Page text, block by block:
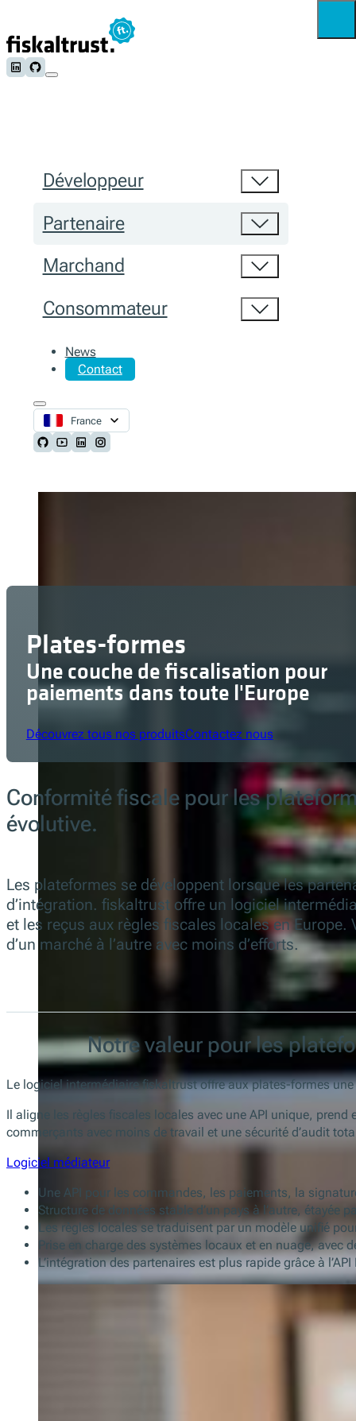
Follow us on LinkedIn
Follow us on Github
Développeur
Partenaire
Marchand
Consommateur
News
Contact
France
Follow us on Github
Follow us on Youtube
Follow us on LinkedIn
Follow us on Instagram
Plates-formes
Une couche de fiscalisation pour
paiements dans toute l'Europe
Découvrez tous nos produitsContactez nous
Conformité fiscale pour les
évolutive.
Les plateformes se développent lorsque les
d’intégration. fiskaltrust offre un logiciel
et les reçus aux règles fiscales locales en
d’un marché à l’autre avec moins d’efforts.
Notre valeur pour les
Le logiciel intermédiaire fiskaltrust offre aux plates-formes
Il aligne les règles fiscales locales avec une API unique,
commerçants avec moins de travail et une sécurité d’audit
Logiciel médiateur
Une API pour les commandes, les paiements, la
Structure de données stable d’un pays à l’autre, étayée
Les règles locales se traduisent par un modèle unifié
Prise en charge des systèmes locaux et en nuage, avec
L’intégration des partenaires est plus rapide grâce à l’API